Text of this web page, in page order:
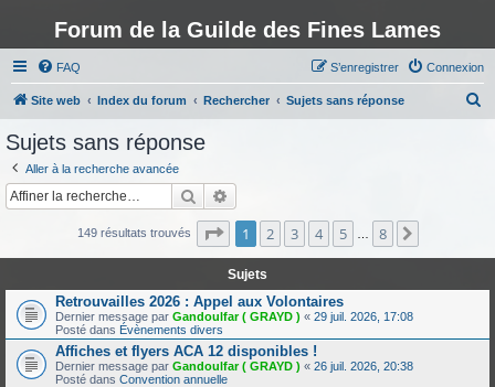
Forum de la Guilde des Fines Lames
FAQ Connexion
S’enregistrer
Site web Index du forum Rechercher Sujets sans réponse
c
r
Sujets sans réponse
Aller à la recherche avancée
Rechercher
149 résultats trouvés Page sur8
1 2 3 4 5 8
Sujets
Retrouvailles 2026 : Appel aux Volontaires
Dernier message par Gandoulfar ( GRAYD ) « 29 juil. 2026, 17:08
Posté dans Évènements divers
Affiches et flyers ACA 12 disponibles !
Dernier message par Gandoulfar ( GRAYD ) « 26 juil. 2026, 20:38
Posté dans Convention annuelle